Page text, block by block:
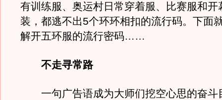
有训练服、奥运村日常穿着服、比赛服和开
装，都逃不出5个环环相扣的流行码。下面
解开五环服的流行密码……
不走寻常路
一句广告语成为大师们挖空心思的奋斗